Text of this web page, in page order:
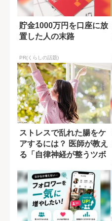
貯金1000万円を口座に放
置した人の末路
PR(くらしの話題)
ストレスで乱れた腸をケ
アするには？ 医師が教え
る「自律神経が整うツボ